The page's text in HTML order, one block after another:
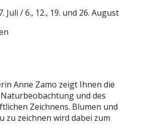
Juli / 6., 12., 19. und 26. August
Anne Zamo zeigt Ihnen die
und des
Zeichnens. Blumen und
zu zeichnen wird dabei zum